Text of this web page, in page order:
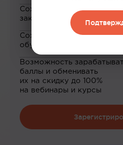
Сохранение материалов в
закладки
Сохранение прогресса по
обучению
Возможность
баллы и обменивать
их на скидку до 100%
на вебинары и курсы